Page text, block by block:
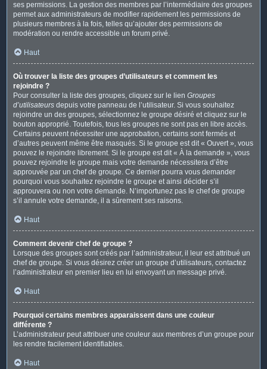
ses permissions. La gestion des membres par l’intermédiaire des groupes
permet aux administrateurs de modifier rapidement les permissions de
plusieurs membres à la fois, telles qu’ajouter des permissions de
modération ou rendre accessible un forum privé.
Haut
Où trouver la liste des groupes d’utilisateurs et comment les
rejoindre ?
Pour consulter la liste des groupes, cliquez sur le lien Groupes
d’utilisateurs depuis votre panneau de l’utilisateur. Si vous souhaitez
rejoindre un des groupes, sélectionnez le groupe désiré et cliquez sur le
bouton approprié. Toutefois, tous les groupes ne sont pas en libre accès.
Certains peuvent nécessiter une approbation, certains sont fermés et
d’autres peuvent même être masqués. Si le groupe est dit « Ouvert », vous
pouvez le rejoindre librement. Si le groupe est dit « À la demande », vous
pouvez rejoindre le groupe mais votre demande nécessitera d’être
approuvée par un chef de groupe. Ce dernier pourra vous demander
pourquoi vous souhaitez rejoindre le groupe et ainsi décider s’il
approuvera ou non votre demande. N’importunez pas le chef de groupe
s’il annule votre demande, il a sûrement ses raisons.
Haut
Comment devenir chef de groupe ?
Lorsque des groupes sont créés par l’administrateur, il leur est attribué un
chef de groupe. Si vous désirez créer un groupe d’utilisateurs, contactez
l’administrateur en premier lieu en lui envoyant un message privé.
Haut
Pourquoi certains membres apparaissent dans une couleur
différente ?
L’administrateur peut attribuer une couleur aux membres d’un groupe pour
les rendre facilement identifiables.
Haut